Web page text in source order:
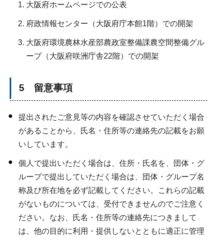
大阪府ホームページでの公表
府政情報センター（大阪府庁本館1階）での開架
大阪府環境農林水産部農政室整備課農空間整備グル
ープ（大阪府咲洲庁舎22階）での開架
5 留意事項
提出されたご意見等の内容を確認させていただく場合
があることから、氏名・住所等の連絡先の記載をお願
いしています。
個人で提出いただく場合は、住所・氏名を、団体・グ
ループで提出していただく場合は、団体・グループ名
称及び所在地を必ず記載してください。これらの記載
がないものについては、受付できませんのでご注意く
ださい。なお、氏名・住所等の連絡先につきまして
は、他の目的に利用・提供しないとともに適正に管理